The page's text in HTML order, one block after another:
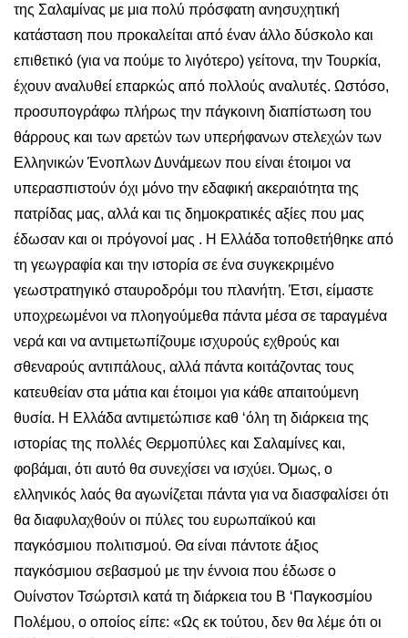
της Σαλαμίνας με μια πολύ πρόσφατη ανησυχητική
κατάσταση που προκαλείται από έναν άλλο δύσκολο και
επιθετικό (για να πούμε το λιγότερο) γείτονα, την Τουρκία,
έχουν αναλυθεί επαρκώς από πολλούς αναλυτές. Ωστόσο,
προσυπογράφω πλήρως την πάγκοινη διαπίστωση του
θάρρους και των αρετών των υπερήφανων στελεχών των
Ελληνικών Ένοπλων Δυνάμεων που είναι έτοιμοι να
υπερασπιστούν όχι μόνο την εδαφική ακεραιότητα της
πατρίδας μας, αλλά και τις δημοκρατικές αξίες που μας
έδωσαν και οι πρόγονοί μας . Η Ελλάδα τοποθετήθηκε από
τη γεωγραφία και την ιστορία σε ένα συγκεκριμένο
γεωστρατηγικό σταυροδρόμι του πλανήτη. Έτσι, είμαστε
υποχρεωμένοι να πλοηγούμεθα πάντα μέσα σε ταραγμένα
νερά και να αντιμετωπίζουμε ισχυρούς εχθρούς και
σθεναρούς αντιπάλους, αλλά πάντα κοιτάζοντας τους
κατευθείαν στα μάτια και έτοιμοι για κάθε απαιτούμενη
θυσία. Η Ελλάδα αντιμετώπισε καθ ‘όλη τη διάρκεια της
ιστορίας της πολλές Θερμοπύλες και Σαλαμίνες και,
φοβάμαι, ότι αυτό θα συνεχίσει να ισχύει. Όμως, ο
ελληνικός λαός θα αγωνίζεται πάντα για να διασφαλίσει ότι
θα διαφυλαχθούν οι πύλες του ευρωπαϊκού και
παγκόσμιου πολιτισμού. Θα είναι πάντοτε άξιος
παγκόσμιου σεβασμού με την έννοια που έδωσε ο
Ουίνστον Τσώρτσιλ κατά τη διάρκεια του Β ‘Παγκοσμίου
Πολέμου, ο οποίος είπε: «Ως εκ τούτου, δεν θα λέμε ότι οι